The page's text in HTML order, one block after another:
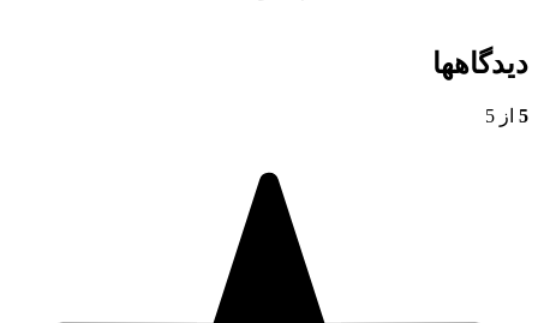
دیدگاهها
5 از 5